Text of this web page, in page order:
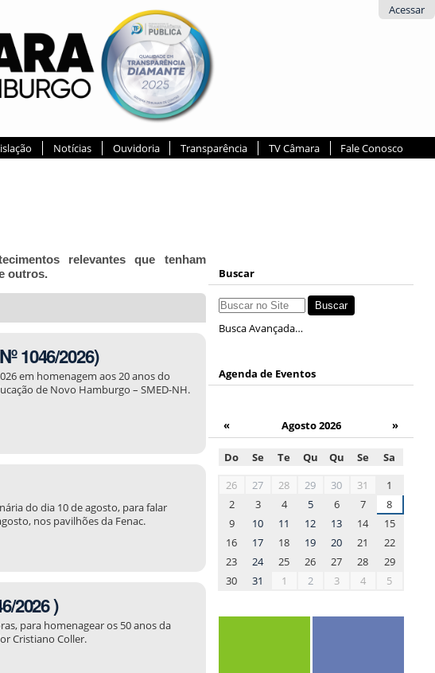
Acessar
Notícias Ouvidoria Transparência TV Câmara Fale Conosco
relevantes que tenham
outros.
1046/2026)
em homenagem aos 20 anos do
de Novo Hamburgo – SMED-NH.
do dia 10 de agosto, para falar
nos pavilhões da Fenac.
2026 )
para homenagear os 50 anos da
Cristiano Coller.
Buscar
Busca Avançada…
Agenda de Eventos
« Agosto 2026 »
Do Se Te Qu Qu Se
Sa
26
27 28 29 30 31
1
2
3 4 5 6 7
8
9
10 11 12 13 14
15
16
17 18 19 20 21
22
23
24 25 26 27 28
29
30
31 1 2 3 4 5